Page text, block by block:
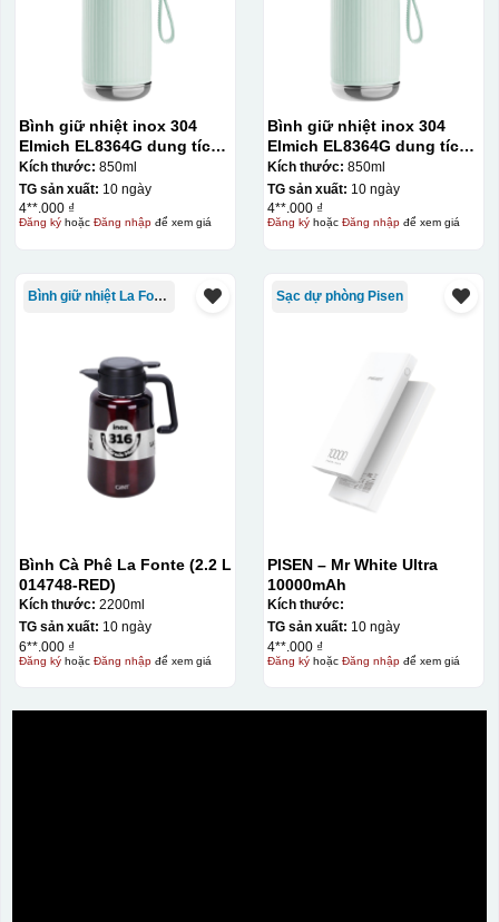
Bình giữ nhiệt inox 304
Elmich EL8364G dung tích
850ml
Kích thước: 850ml
TG sản xuất: 10 ngày
4**.000 ₫
Đăng kýhoặc Đăng nhậpđể xem giá
Bình giữ nhiệt inox 304
Elmich EL8364G dung tích
850ml
Kích thước: 850ml
TG sản xuất: 10 ngày
4**.000 ₫
Đăng kýhoặc Đăng nhậpđể xem giá
Bình giữ nhiệt La Fonte
Bình Cà Phê La Fonte (2.2 L
014748-RED)
Kích thước: 2200ml
TG sản xuất: 10 ngày
6**.000 ₫
Đăng kýhoặc Đăng nhậpđể xem giá
Sạc dự phòng Pisen
PISEN – Mr White Ultra
10000mAh
Kích thước:
TG sản xuất: 10 ngày
4**.000 ₫
Đăng kýhoặc Đăng nhậpđể xem giá